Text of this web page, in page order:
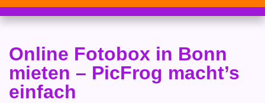
Online Fotobox in Bonn
mieten – PicFrog macht’s
einfach